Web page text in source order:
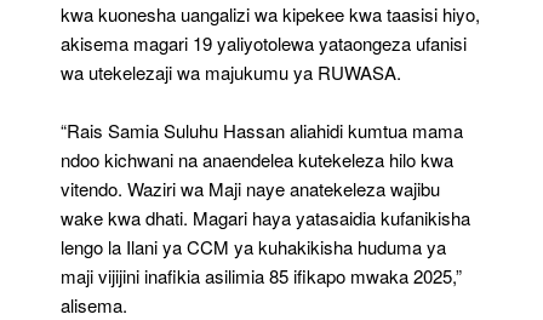
kwa kuonesha uangalizi wa kipekee kwa taasisi hiyo,
akisema magari 19 yaliyotolewa yataongeza ufanisi
wa utekelezaji wa majukumu ya RUWASA.
“Rais Samia Suluhu Hassan aliahidi kumtua mama
ndoo kichwani na anaendelea kutekeleza hilo kwa
vitendo. Waziri wa Maji naye anatekeleza wajibu
wake kwa dhati. Magari haya yatasaidia kufanikisha
lengo la Ilani ya CCM ya kuhakikisha huduma ya
maji vijijini inafikia asilimia 85 ifikapo mwaka 2025,”
alisema.